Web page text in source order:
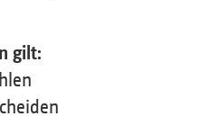
gilt: